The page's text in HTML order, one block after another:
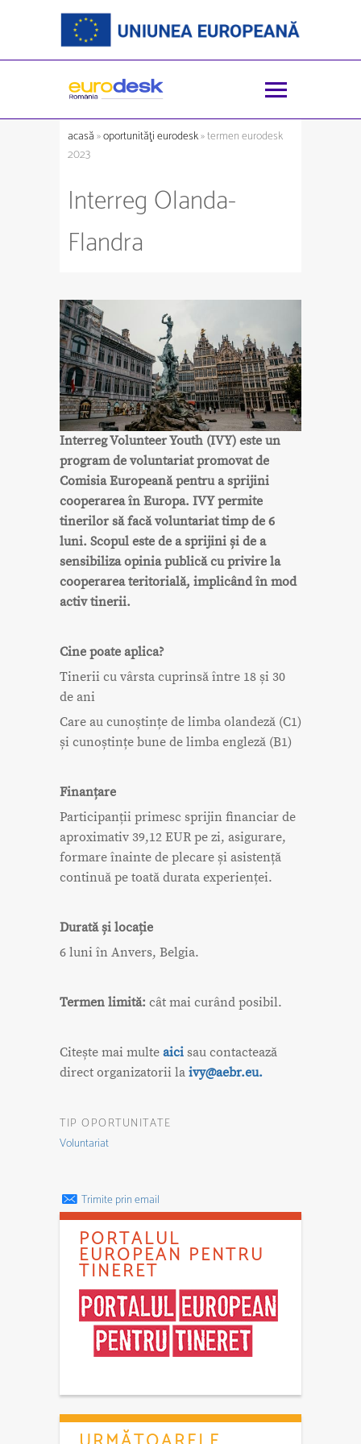
acasă»oportunităţi eurodesk» termen eurodesk
2023
Interreg Olanda-
Flandra
Interreg Volunteer Youth (IVY) este un
program de voluntariat promovat de
Comisia Europeană pentru a sprijini
cooperarea în Europa. IVY permite
tinerilor să facă voluntariat timp de 6
luni. Scopul este de a sprijini și de a
sensibiliza opinia publică cu privire la
cooperarea teritorială, implicând în mod
activ tinerii.
Cine poate aplica?
Tinerii cu vârsta cuprinsă între 18 și 30
de ani
Care au cunoștințe de limba olandeză (C1)
și cunoștințe bune de limba engleză (B1)
Finanțare
Participanții primesc sprijin financiar de
aproximativ 39,12 EUR pe zi, asigurare,
formare înainte de plecare și asistență
continuă pe toată durata experienței.
Durată și locație
6 luni în Anvers, Belgia.
Termen limită: cât mai curând posibil.
Citește mai multe aici sau contactează
direct organizatorii la ivy@aebr.eu.
TIP OPORTUNITATE
Voluntariat
Trimite prin email
PORTALUL
EUROPEAN PENTRU
TINERET